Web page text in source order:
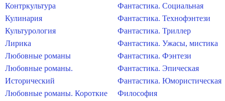
Контркультура
Кулинария
Культурология
Лирика
Любовные романы
Любовные романы.
Исторический
Любовные романы. Короткие
Фантастика. Социальная
Фантастика. Технофэнтези
Фантастика. Триллер
Фантастика. Ужасы, мистика
Фантастика. Фэнтези
Фантастика. Эпическая
Фантастика. Юмористическая
Философия